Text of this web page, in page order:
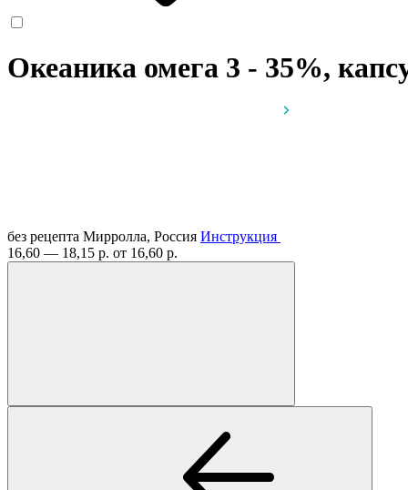
Океаника омега 3 - 35%,
без рецепта Мирролла, Россия Инструкция
16,60 — 18,15 р. от 16,60 р.